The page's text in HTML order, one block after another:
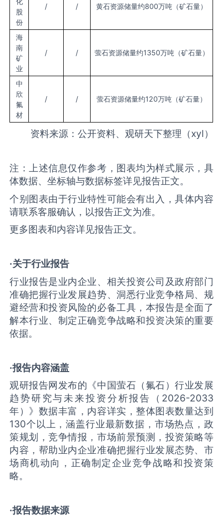
股
份
/ / 黄石资源储量约800万吨（矿石量）
海
南
矿
业
/ / 萤石资源储量约1350万吨（矿石量）
中
欣
氟
材
/ / 萤石资源储量约120万吨（矿石量）
资料来源：公开资料、观研天下整理（xyl）
注：上述信息仅作参考，图表均为样式展示，具
体数据、坐标轴与数据标签详见报告正文。
个别图表由于行业特性可能会有出入，具体内容
请联系客服确认，以报告正文为准。
更多图表和内容详见报告正文。
·关于行业报告
行业报告是业内企业、相关投资公司及政府部门
准确把握行业发展趋势、洞悉行业竞争格局、规
避经营和投资风险的必备工具，本报告是全面了
解本行业、制定正确竞争战略和投资决策的重要
依据。
·报告内容涵盖
观研报告网发布的《中国萤石（氟石）行业发展
趋势研究与未来投资分析报告（2026-2033
年）》数据丰富，内容详实，整体图表数量达到
130个以上，涵盖行业最新数据，市场热点，政
策规划，竞争情报，市场前景预测，投资策略等
内容，帮助业内企业准确把握行业发展态势、市
场商机动向，正确制定企业竞争战略和投资策
略。
·报告数据来源